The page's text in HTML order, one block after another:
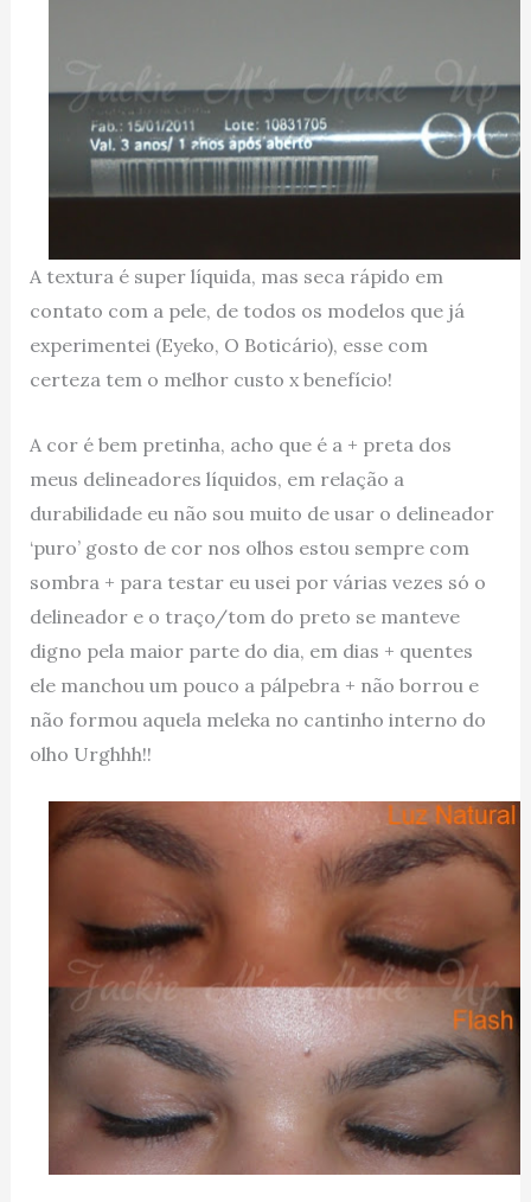
A textura é super líquida, mas seca rápido em
contato com a pele, de todos os modelos que já
experimentei (Eyeko, O Boticário), esse com
certeza tem o melhor custo x benefício!
A cor é bem pretinha, acho que é a + preta dos
meus delineadores líquidos, em relação a
durabilidade eu não sou muito de usar o delineador
‘puro’ gosto de cor nos olhos estou sempre com
sombra + para testar eu usei por várias vezes só o
delineador e o traço/tom do preto se manteve
digno pela maior parte do dia, em dias + quentes
ele manchou um pouco a pálpebra + não borrou e
não formou aquela meleka no cantinho interno do
olho Urghhh!!